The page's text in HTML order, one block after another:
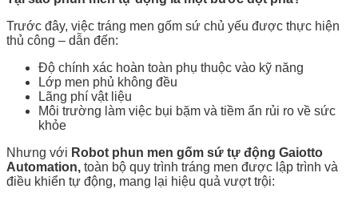
Trước đây, việc tráng men gốm sứ chủ yếu được thực hiện
thủ công – dẫn đến:
Độ chính xác hoàn toàn phụ thuộc vào kỹ năng
Lớp men phủ không đều
Lãng phí vật liệu
Môi trường làm việc bụi bặm và tiềm ẩn rủi ro về sức
khỏe
Nhưng với Robot phun men gốm sứ tự động Gaiotto
Automation, toàn bộ quy trình tráng men được lập trình và
điều khiển tự động, mang lại hiệu quả vượt trội: